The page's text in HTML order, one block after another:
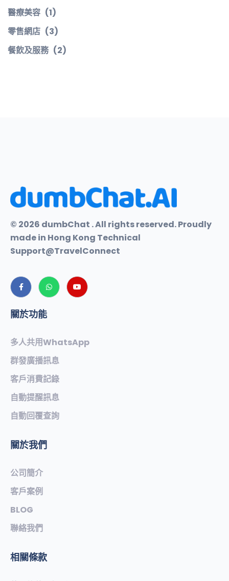
醫療美容 (1)
零售網店 (3)
餐飲及服務 (2)
© 2026 dumbChat . All rights reserved. Proudly
made in Hong Kong Technical
Support@TravelConnect
關於功能
多人共用WhatsApp
群發廣播訊息
客戶消費記錄
自動提醒訊息
自動回覆查詢
關於我們
公司簡介
客戶案例
BLOG
聯絡我們
相關條款